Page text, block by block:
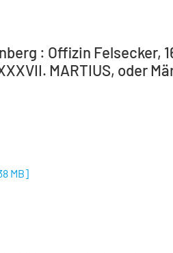
: Offizin Felsecker,
MARTIUS, oder
MB]